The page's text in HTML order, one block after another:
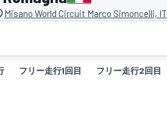
Misano World Circuit Marco Simoncelli, IT
フリー走行1回目 フリー走行2回目